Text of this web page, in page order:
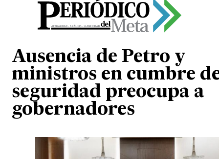
Ausencia de Petro y
ministros en cumbre
seguridad preocupa a
gobernadores